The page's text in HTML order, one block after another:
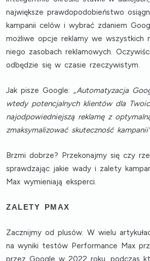
największe prawdopodobieństwo
kampanii celów i wybrać zdaniem
możliwe opcje reklamy we wszystkich
niego zasobach reklamowych.
odbędzie się w czasie rzeczywistym.
Jak pisze Google: „Automatyzacja
wtedy potencjalnych klientów dla
najodpowiedniejszą reklamę z
zmaksymalizować skuteczność
Brzmi dobrze? Przekonajmy się czy
sprawdzając jakie wady i zalety
Max wymieniają eksperci.
ZALETY PMAX
Zacznijmy od plusów. W wielu
nawyniki testów Performance Max
przez Google w 2022 roku, podczas